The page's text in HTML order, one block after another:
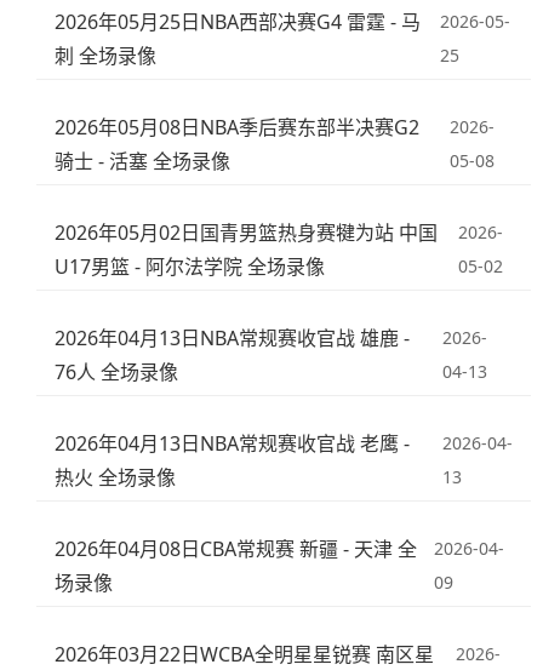
2026年05月25日NBA西部决赛G4 雷霆 - 马
刺 全场录像
2026-05-
25
2026年05月08日NBA季后赛东部半决赛G2
骑士 - 活塞 全场录像
2026-
05-08
2026年05月02日国青男篮热身赛犍为站 中国
U17男篮 - 阿尔法学院 全场录像
2026-
05-02
2026年04月13日NBA常规赛收官战 雄鹿 -
76人 全场录像
2026-
04-13
2026年04月13日NBA常规赛收官战 老鹰 -
热火 全场录像
2026-04-
13
2026年04月08日CBA常规赛 新疆 - 天津 全
场录像
2026-04-
09
2026年03月22日WCBA全明星星锐赛 南区星
2026-